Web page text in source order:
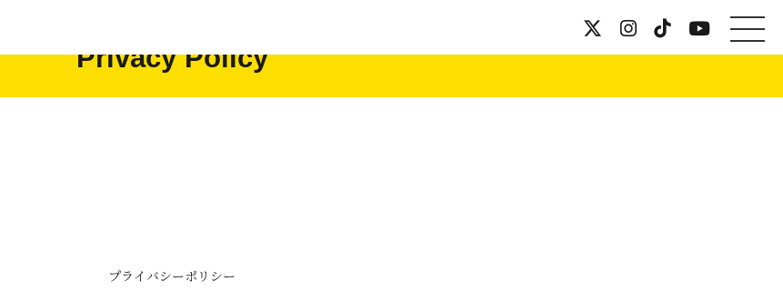
Privacy Policy
プライバシーポリシー